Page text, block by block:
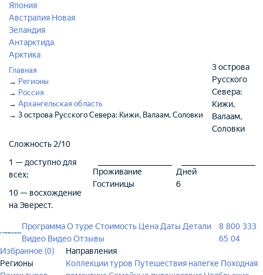
Япония
Австралия Новая
Зеландия
Антарктида
Арктика
Главная
→ Регионы
→ Россия
→ Архангельская область
→ 3 острова Русского Севера: Кижи, Валаам, Соловки
3 острова
Русского
Севера:
Кижи,
Валаам,
Соловки
Сложность 2/10
1 — доступно для
всех;
10 — восхождение
на Эверест.
Проживание
Гостиницы
Дней
6
Программа О туре Стоимость Цена Даты Детали
Видео Видео Отзывы
8 800 333
65 04
Избранное (0)
Регионы
Направления
Коллекции туров Путешествия налегке Походная